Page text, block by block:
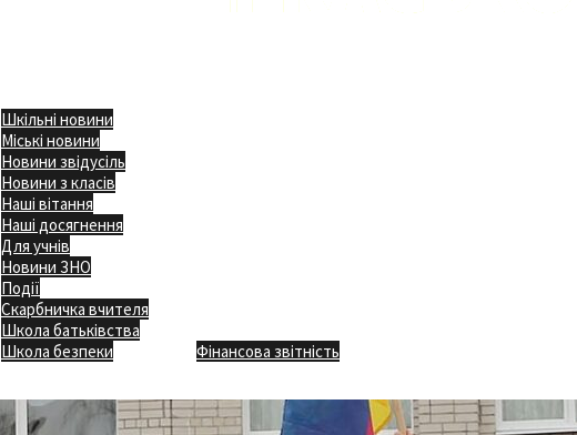
Шкільні новини
Міські новини
Новини звідусіль
Новини з класів
Наші вітання
Наші досягнення
Для учнів
Новини ЗНО
Події
Скарбничка вчителя
Школа батьківства
Школа безпеки
Фінансова звітність